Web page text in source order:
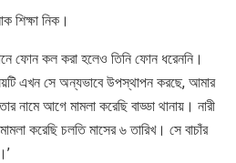
শিক্ষা নিক।
ফোন কল করা হলেও তিনি ফোন ধরেননি।
এখন সে অন্যভাবে উপস্থাপন করছে, আমার
নামে আগে মামলা করেছি বাড্ডা থানায়। নারী
করেছি চলতি মাসের ৬ তারিখ। সে বাচাঁর